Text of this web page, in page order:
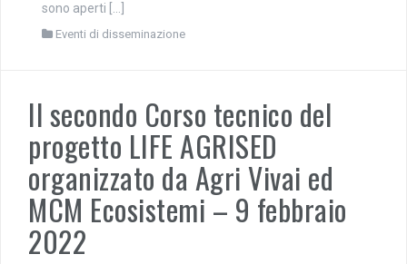
sono aperti […]
Eventi di disseminazione
Il secondo Corso tecnico del
progetto LIFE AGRISED
organizzato da Agri Vivai ed
MCM Ecosistemi – 9 febbraio
2022